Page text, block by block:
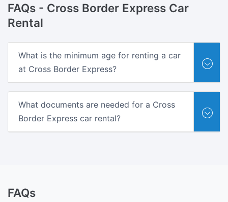
FAQs - Cross Border Express Car
Rental
What is the minimum age for renting a car
at Cross Border Express?
What documents are needed for a Cross
Border Express car rental?
FAQs